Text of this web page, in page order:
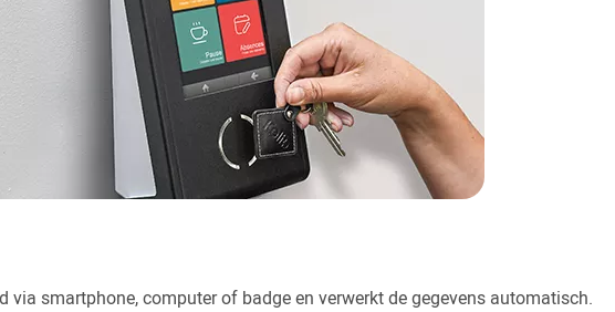
via smartphone, computer of badge en verwerkt de gegevens automatisch.